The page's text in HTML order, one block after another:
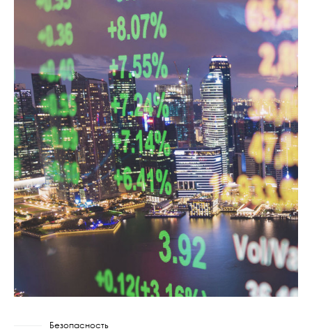
Безопасность